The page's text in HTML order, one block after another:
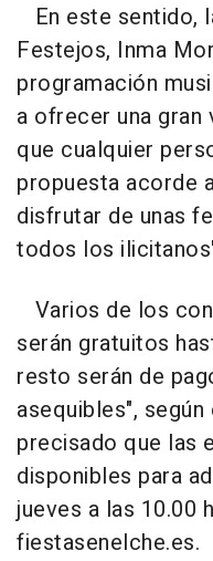
En este sentido,
Festejos, Inma
programación
a ofrecer una
que cualquier
propuesta acorde
disfrutar de unas
todos los
Varios de los
serán gratuitos
resto serán de
asequibles",
precisado que las
disponibles para
jueves a las 10.00
fiestasenelche.es.